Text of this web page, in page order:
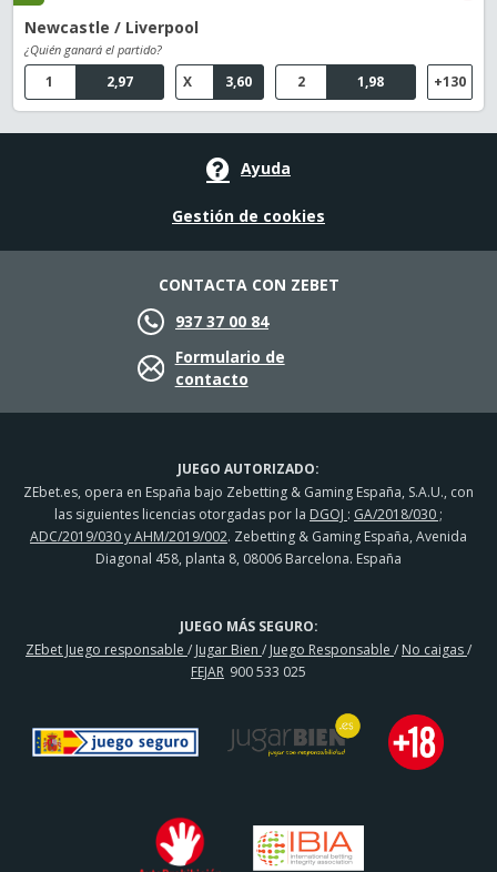
Newcastle / Liverpool
¿Quién ganará el partido?
2,97
1 3,60
X 1,98
2 +130
JUEGO AUTORIZADO:
ZEbet.es, opera en España bajo Zebetting & Gaming España, S.A.U., con
las siguientes licencias otorgadas por la DGOJ : GA/2018/030 ;
ADC/2019/030 y AHM/2019/002. Zebetting & Gaming España, Avenida
Diagonal 458, planta 8, 08006 Barcelona. España
JUEGO MÁS SEGURO:
ZEbet Juego responsable / Jugar Bien / Juego Responsable / No caigas/
FEJAR 900 533 025
Ayuda
Gestión de cookies
CONTACTA CON ZEBET
937 37 00 84
Formulario de
contacto